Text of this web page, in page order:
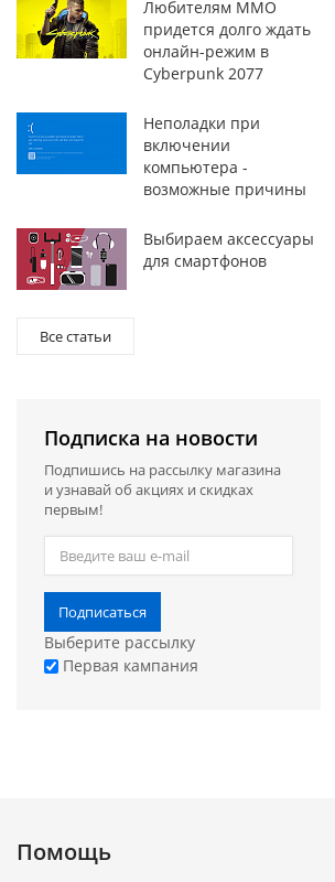
Любителям MMO
придется долго ждать
онлайн-режим в
Cyberpunk 2077
Неполадки при
включении
компьютера -
возможные причины
Выбираем аксессуары
для смартфонов
Все статьи
Подписка на новости
Подпишись на рассылку магазина
и узнавай об акциях и скидках
первым!
Подписаться
Выберите рассылку
Первая кампания
Помощь